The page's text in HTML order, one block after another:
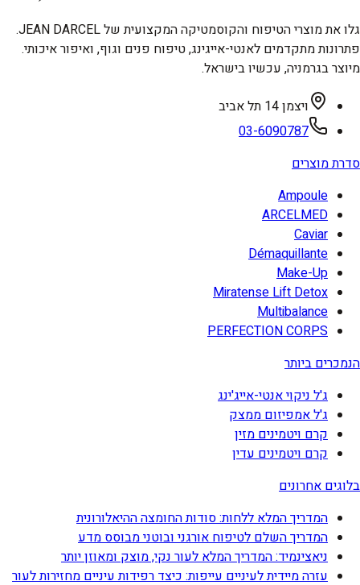
גלו את מוצרי הטיפוח והקוסמטיקה המקצועית של JEAN DARCEL.
פתרונות מתקדמים לאנטי-אייגינג, טיפוח פנים וגוף, ואיפור איכותי.
מיוצר בגרמניה, עכשיו בישראל.
ויצמן 14 תל אביב
03-6090787
סדרת מוצרים
Ampoule
ARCELMED
Caviar
Démaquillante
Make-Up
Miratense Lift Detox
Multibalance
PERFECTION CORPS
הנמכרים ביותר
ג'ל ניקוי אנטי-אייג'ינג
ג'ל אמפיזום ממצק
קרם ויטמינים מזין
קרם ויטמינים עדין
בלוגים אחרונים
המדריך המלא ללחות: סודות החומצה ההיאלורונית
המדריך השלם לטיפוח אורגני ובוטני מבוסס מדע
ניאצינמיד: המדריך המלא לעור נקי, מוצק ומאוזן יותר
עזרה מיידית לעיניים עייפות: כיצד רפידות עיניים מחזירות לעור